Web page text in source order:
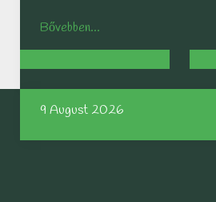
Bővebben...
9 August 2026